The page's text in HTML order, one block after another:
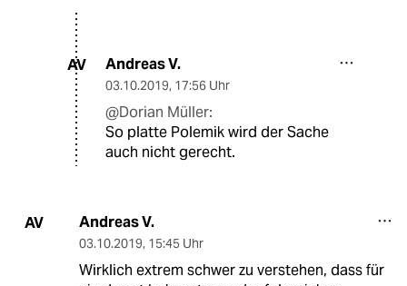
AV Andreas V.
03.10.2019, 17:56 Uhr
@Dorian Müller:
So platte Polemik wird der Sache
auch nicht gerecht.
AV Andreas V.
03.10.2019, 15:45 Uhr
Wirklich extrem schwer zu verstehen, dass für